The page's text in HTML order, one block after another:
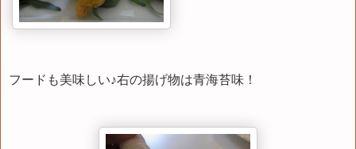
フードも美味しい♪右の揚げ物は青海苔味！